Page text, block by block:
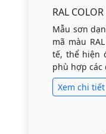
RAL
Mẫu sơn
mã màu
tế, thể hiện
phù hợp các
Xem chi tiết